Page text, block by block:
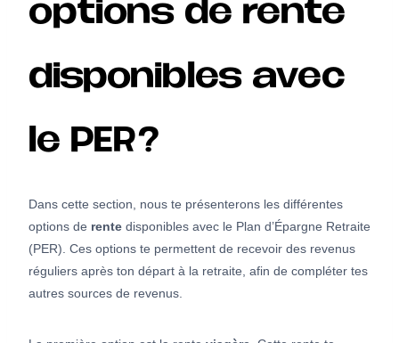
options de rente
disponibles avec
le PER?
Dans cette section, nous te présenterons les différentes
options de rente disponibles avec le Plan d’Épargne Retraite
(PER). Ces options te permettent de recevoir des revenus
réguliers après ton départ à la retraite, afin de compléter tes
autres sources de revenus.